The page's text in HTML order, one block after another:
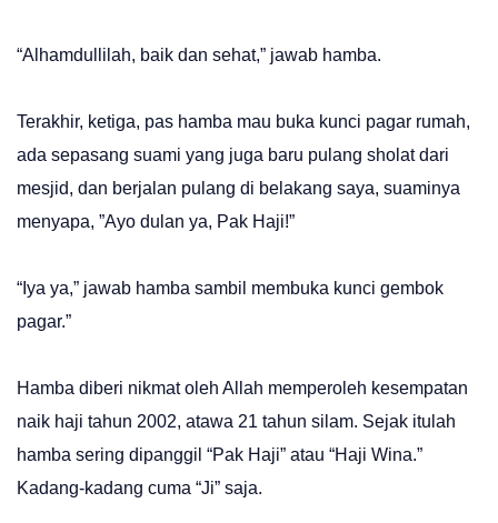
“Alhamdullilah, baik dan sehat,” jawab hamba.
Terakhir, ketiga, pas hamba mau buka kunci pagar rumah,
ada sepasang suami yang juga baru pulang sholat dari
mesjid, dan berjalan pulang di belakang saya, suaminya
menyapa, ”Ayo dulan ya, Pak Haji!”
“Iya ya,” jawab hamba sambil membuka kunci gembok
pagar.”
Hamba diberi nikmat oleh Allah memperoleh kesempatan
naik haji tahun 2002, atawa 21 tahun silam. Sejak itulah
hamba sering dipanggil “Pak Haji” atau “Haji Wina.”
Kadang-kadang cuma “Ji” saja.